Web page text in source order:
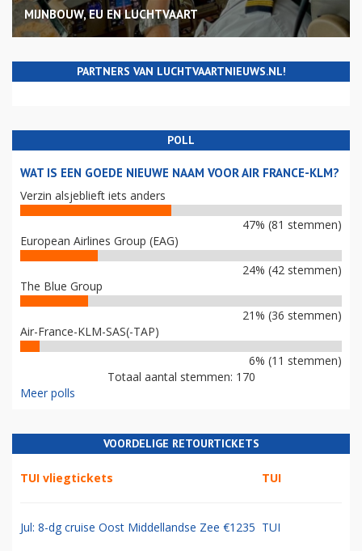
MIJNBOUW, EU EN LUCHTVAART
PARTNERS VAN LUCHTVAARTNIEUWS.NL!
POLL
WAT IS EEN GOEDE NIEUWE NAAM VOOR AIR FRANCE-KLM?
Verzin alsjeblieft iets anders
47% (81 stemmen)
European Airlines Group (EAG)
24% (42 stemmen)
The Blue Group
21% (36 stemmen)
Air-France-KLM-SAS(-TAP)
6% (11 stemmen)
Totaal aantal stemmen: 170
Meer polls
VOORDELIGE RETOURTICKETS
TUI vliegtickets TUI
Jul: 8-dg cruise Oost Middellandse Zee €1235 TUI